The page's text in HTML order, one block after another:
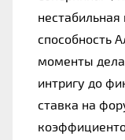
способность
моменты
интригу до
ставка на